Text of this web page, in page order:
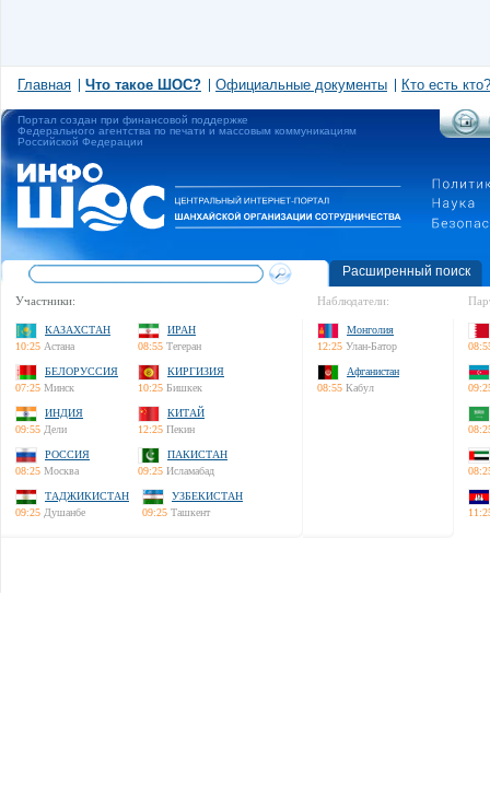
Главная Что такое ШОС? Официальные документы Кто есть кто?
Портал создан при финансовой поддержке
Федерального агентства по печати и массовым коммуникациям
Российской Федерации
Расширенный поиск
Участники:
КАЗАХСТАН
10:25 Астана
ИРАН
08:55 Тегеран
БЕЛОРУССИЯ
07:25 Минск
КИРГИЗИЯ
10:25 Бишкек
ИНДИЯ
09:55 Дели
КИТАЙ
12:25 Пекин
РОССИЯ
08:25 Москва
ПАКИСТАН
09:25 Исламабад
ТАДЖИКИСТАН
09:25 Душанбе
УЗБЕКИСТАН
09:25 Ташкент
Наблюдатели:
Монголия
12:25 Улан-Батор
Афганистан
08:55 Кабул